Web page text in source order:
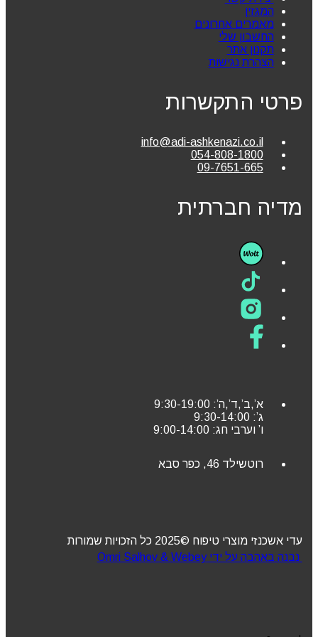
המגזין
מאמרים אחרונים
החשבון שלי
תקנון אתר
הצהרת נגישות
פרטי התקשרות
info@adi-ashkenazi.co.il
054-808-1800
09-7651-665
מדיה חברתית
א’,ב’,ד’,ה’: 9:30-19:00
ג’: 9:30-14:00
ו’ וערבי חג: 9:00-14:00
רוטשילד 46, כפר סבא
עדי אשכנזי מוצרי טיפוח ©2025 כל הזכויות שמורות
נבנה באהבה על ידי Omri Salhov & Webey